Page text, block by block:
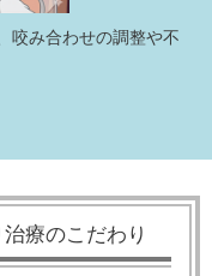
咬み合わせの調整や不
療のこだわり